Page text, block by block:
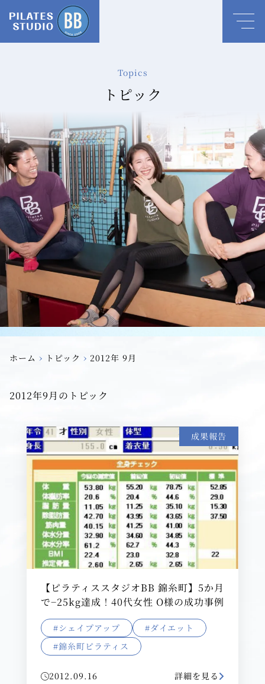
Topics
トピック
ホーム › トピック › 2012年 9月
2012年9月のトピック
成果報告
【ピラティススタジオBB 錦糸町】5か月
で−25kg達成！40代女性 O様の成功事例
#シェイプアップ
#ダイエット
#錦糸町ピラティス
2012.09.16
詳細を見る